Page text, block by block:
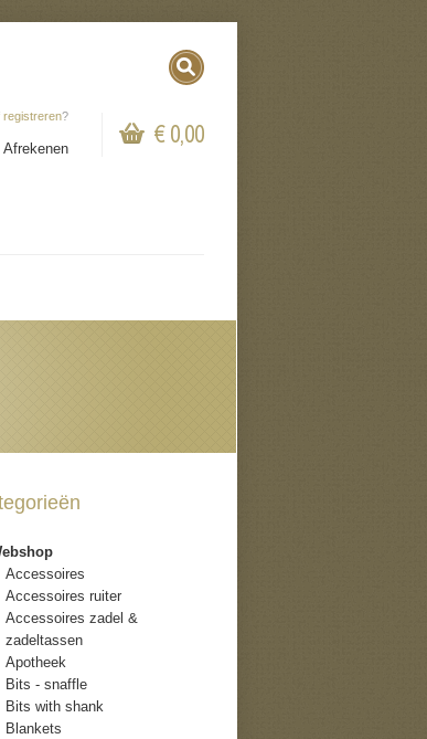
€ 0,00
registreren?
Afrekenen
Accessoires
Accessoires ruiter
Accessoires zadel &
zadeltassen
Apotheek
Bits - snaffle
Bits with shank
Blankets